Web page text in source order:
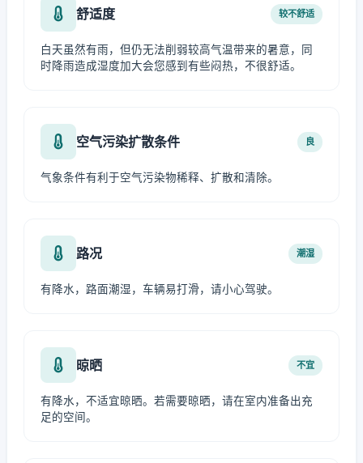
舒适度 较不舒适
白天虽然有雨，但仍无法削弱较高气温带来的暑意，同
时降雨造成湿度加大会您感到有些闷热，不很舒适。
空气污染扩散条件 良
气象条件有利于空气污染物稀释、扩散和清除。
路况 潮湿
有降水，路面潮湿，车辆易打滑，请小心驾驶。
晾晒 不宜
有降水，不适宜晾晒。若需要晾晒，请在室内准备出充
足的空间。